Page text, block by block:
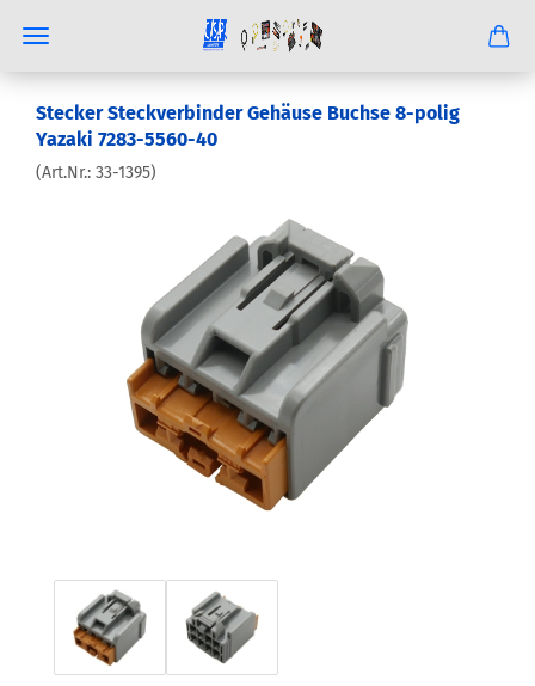
Stecker Steckverbinder Gehäuse Buchse 8-polig
Yazaki 7283-5560-40
(Art.Nr.: 33-1395)